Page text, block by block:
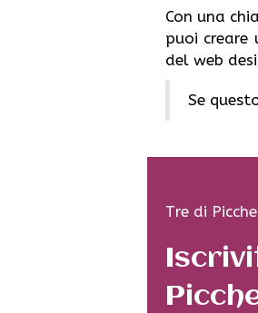
Con una
puoi creare
del web
Se
Tre di